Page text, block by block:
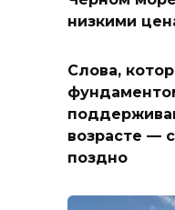
низкими
Слова,
возрасте —
поздно